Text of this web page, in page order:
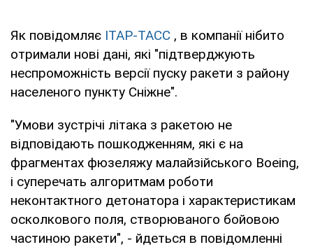
Як повідомляє ІТАР-ТАСС , в компанії нібито
отримали нові дані, які "підтверджують
неспроможність версії пуску ракети з району
населеного пункту Сніжне".
"Умови зустрічі літака з ракетою не
відповідають пошкодженням, які є на
фрагментах фюзеляжу малайзійського Boeing,
і суперечать алгоритмам роботи
неконтактного детонатора і характеристикам
осколкового поля, створюваного бойовою
частиною ракети", - йдеться в повідомленні